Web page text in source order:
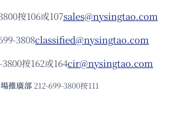
按106或107sales@nysingtao.com
3808classified@nysingtao.com
3800按162或164cir@nysingtao.com
推廣部 212-699-3800按111